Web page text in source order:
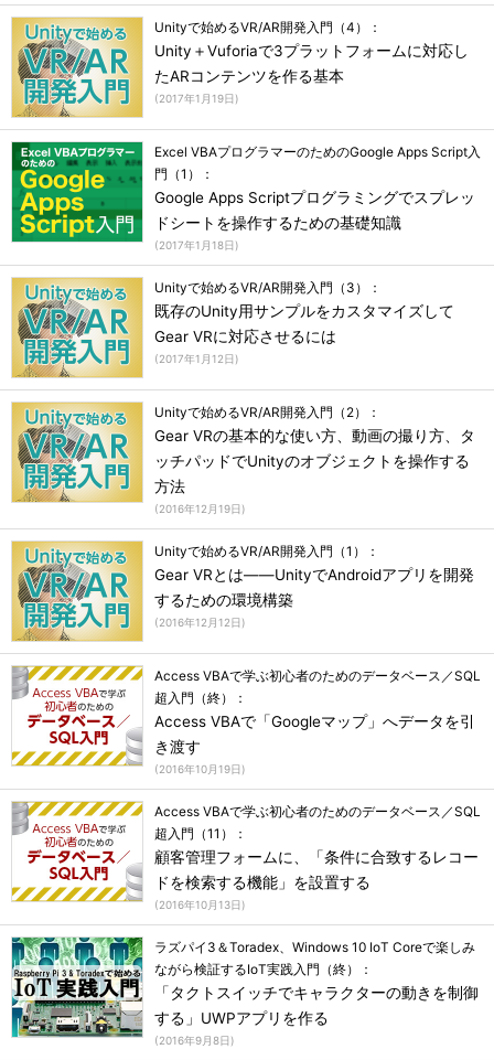
Unityで始めるVR/AR開発入門（4）：
Unity＋Vuforiaで3プラットフォームに対応し
たARコンテンツを作る基本
(2017年1月19日)
Excel VBAプログラマーのためのGoogle Apps Script入
門（1）：
Google Apps Scriptプログラミングでスプレッ
ドシートを操作するための基礎知識
(2017年1月18日)
Unityで始めるVR/AR開発入門（3）：
既存のUnity用サンプルをカスタマイズして
Gear VRに対応させるには
(2017年1月12日)
Unityで始めるVR/AR開発入門（2）：
Gear VRの基本的な使い方、動画の撮り方、タ
ッチパッドでUnityのオブジェクトを操作する
方法
(2016年12月19日)
Unityで始めるVR/AR開発入門（1）：
Gear VRとは――UnityでAndroidアプリを開発
するための環境構築
(2016年12月12日)
Access VBAで学ぶ初心者のためのデータベース／SQL
超入門（終）：
Access VBAで「Googleマップ」へデータを引
き渡す
(2016年10月19日)
Access VBAで学ぶ初心者のためのデータベース／SQL
超入門（11）：
顧客管理フォームに、「条件に合致するレコー
ドを検索する機能」を設置する
(2016年10月13日)
ラズパイ3＆Toradex、Windows 10 IoT Coreで楽しみ
ながら検証するIoT実践入門（終）：
「タクトスイッチでキャラクターの動きを制御
する」UWPアプリを作る
(2016年9月8日)